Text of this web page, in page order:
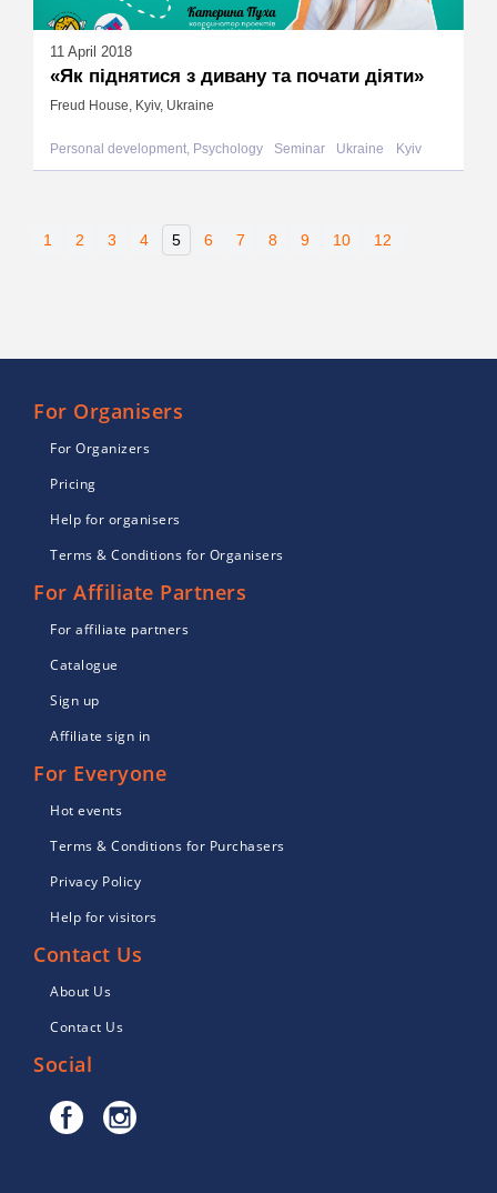
11 April 2018
«Як піднятися з дивану та почати діяти»
Freud House, Kyiv, Ukraine
Personal development, Psychology Seminar Ukraine Kyiv
1 2 3 4 5 6 7 8 9 10 12
For Organisers
For Organizers
Pricing
Help for organisers
Terms & Conditions for Organisers
For Affiliate Partners
For affiliate partners
Catalogue
Sign up
Affiliate sign in
For Everyone
Hot events
Terms & Conditions for Purchasers
Privacy Policy
Help for visitors
Contact Us
About Us
Contact Us
Social